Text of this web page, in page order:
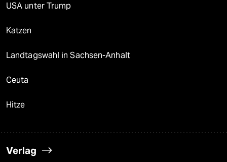
USA unter Trump
Katzen
Landtagswahl in Sachsen-Anhalt
Ceuta
Hitze
Verlag